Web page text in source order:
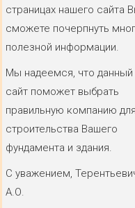
страницах нашего сайта
сможете почерпнуть
полезной информации.
Мы надеемся, что данный
сайт поможет выбрать
правильную компанию для
строительства Вашего
фундамента и здания.
С уважением,
А.О.